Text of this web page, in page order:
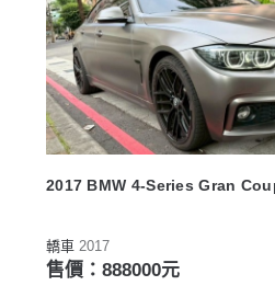
2017 BMW 4-Series Gran
轎車 2017
售價：888000元